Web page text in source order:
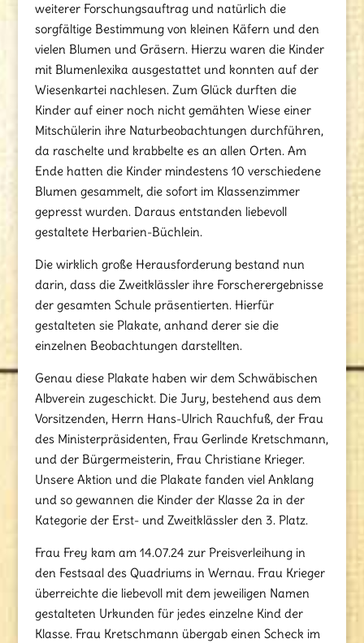
weiterer Forschungsauftrag und natürlich die
sorgfältige Bestimmung von kleinen Käfern und den
vielen Blumen und Gräsern. Hierzu waren die Kinder
mit Blumenlexika ausgestattet und konnten auf der
Wiesenkartei nachlesen. Zum Glück durften die
Kinder auf einer noch nicht gemähten Wiese einer
Mitschülerin ihre Naturbeobachtungen durchführen,
da raschelte und krabbelte es an allen Orten. Am
Ende hatten die Kinder mindestens 10 verschiedene
Blumen gesammelt, die sofort im Klassenzimmer
gepresst wurden. Daraus entstanden liebevoll
gestaltete Herbarien-Büchlein.
Die wirklich große Herausforderung bestand nun
darin, dass die Zweitklässler ihre Forscherergebnisse
der gesamten Schule präsentierten. Hierfür
gestalteten sie Plakate, anhand derer sie die
einzelnen Beobachtungen darstellten.
Genau diese Plakate haben wir dem Schwäbischen
Albverein zugeschickt. Die Jury, bestehend aus dem
Vorsitzenden, Herrn Hans-Ulrich Rauchfuß, der Frau
des Ministerpräsidenten, Frau Gerlinde Kretschmann,
und der Bürgermeisterin, Frau Christiane Krieger.
Unsere Aktion und die Plakate fanden viel Anklang
und so gewannen die Kinder der Klasse 2a in der
Kategorie der Erst- und Zweitklässler den 3. Platz.
Frau Frey kam am 14.07.24 zur Preisverleihung in
den Festsaal des Quadriums in Wernau. Frau Krieger
überreichte die liebevoll mit dem jeweiligen Namen
gestalteten Urkunden für jedes einzelne Kind der
Klasse. Frau Kretschmann übergab einen Scheck im